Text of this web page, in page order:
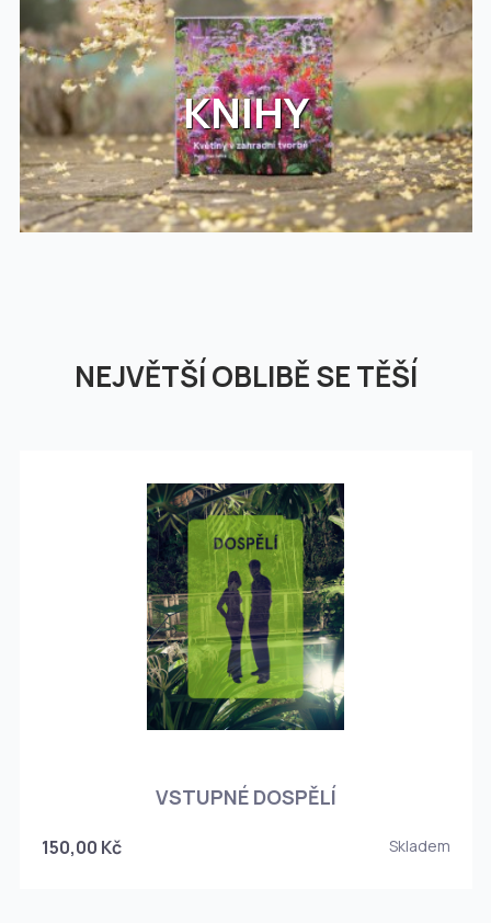
KNIHY
NEJVĚTŠÍ OBLIBĚ SE TĚŠÍ
VSTUPNÉ DOSPĚLÍ
150,00 Kč Skladem